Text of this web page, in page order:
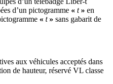
d’un pictogramme « t» en
« t» sans gabarit de
aux véhicules acceptés dans
de hauteur, réservé VL classe